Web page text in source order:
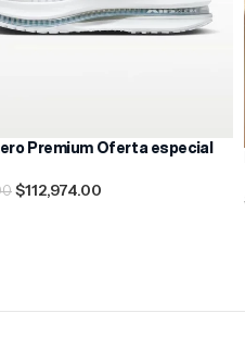
Premium Oferta especial
$112,974.00